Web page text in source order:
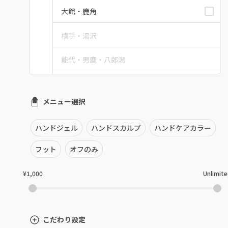
大館・鹿角
横手・湯沢
能代・男鹿・八郎潟
由利本荘
秋田県その他
メニュー選択
ハンドジェル ハンドスカルプ ハンドケアカラー
フット オフのみ
¥1,000
こだわり設定